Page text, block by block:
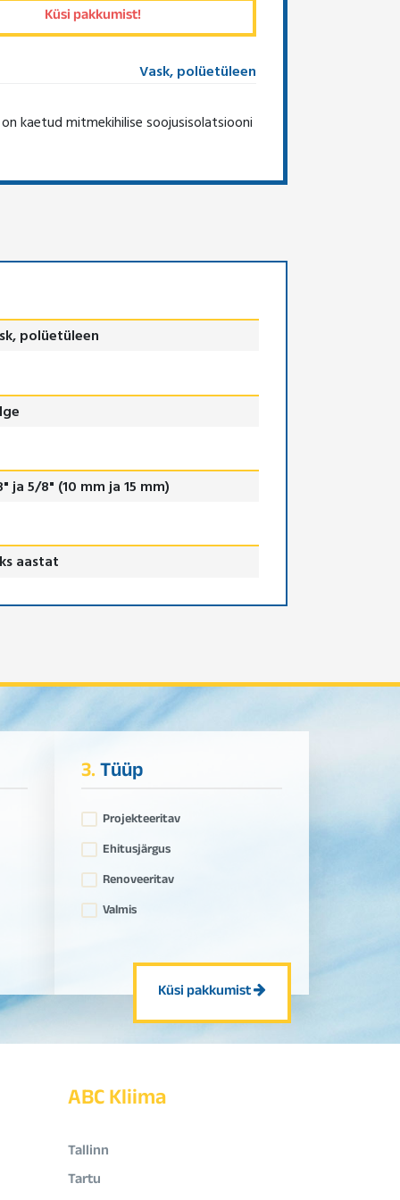
Vask, polüetüleen
kaetud mitmekihilise soojusisolatsiooni
polüetüleen
ja 5/8" (10 mm ja 15 mm)
aastat
3.Tüüp
Projekteeritav
Ehitusjärgus
Renoveeritav
Valmis
Küsi pakkumist
ABC Kliima
Tallinn
Tartu